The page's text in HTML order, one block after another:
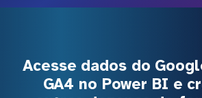
Acesse dados do
GA4 no Power BI e